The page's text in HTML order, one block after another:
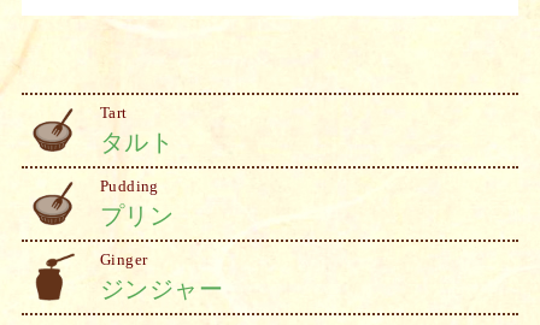
Tart
タルト
Pudding
プリン
Ginger
ジンジャー